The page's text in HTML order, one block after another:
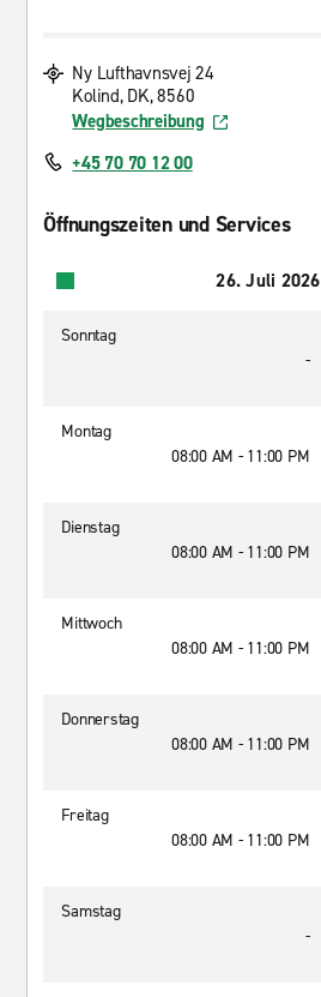
Ny Lufthavnsvej 24
Kolind, DK, 8560
Wegbeschreibung
+45 70 70 12 00
Öffnungszeiten und Services
26. Juli 2026
Sonntag
-
Montag
08:00 AM - 11:00 PM
Dienstag
08:00 AM - 11:00 PM
Mittwoch
08:00 AM - 11:00 PM
Donnerstag
08:00 AM - 11:00 PM
Freitag
08:00 AM - 11:00 PM
Samstag
-